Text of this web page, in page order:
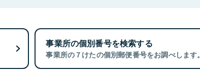
事業所の個別番号を検索する
事業所の７けたの個別郵便番号をお調べします。